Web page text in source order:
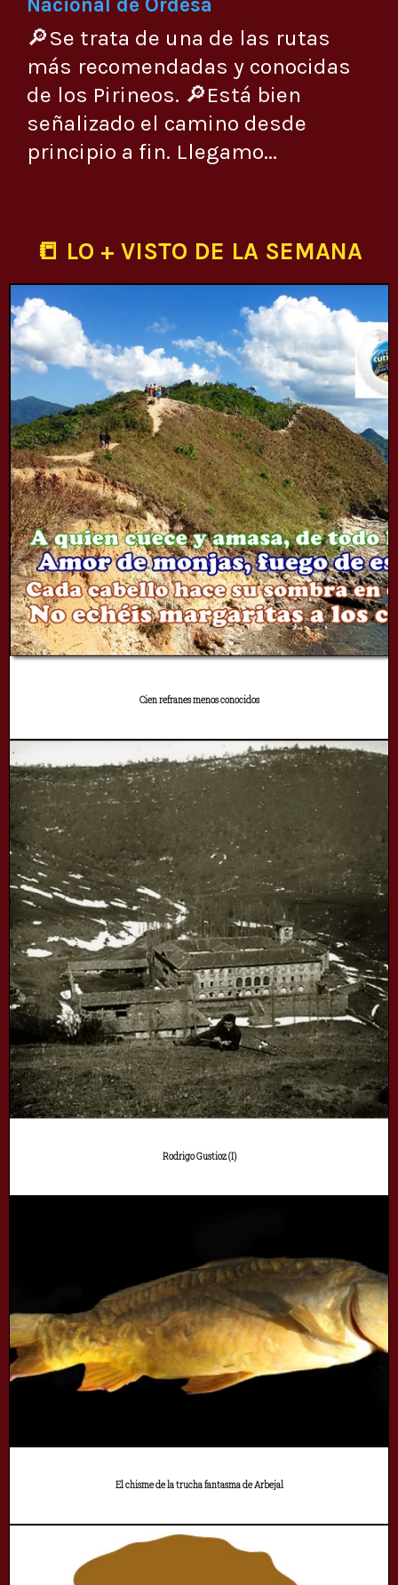
🔎Se trata de una de las rutas
más recomendadas y conocidas
de los Pirineos. 🔎Está bien
señalizado el camino desde
principio a fin. Llegamo...
📒 LO + VISTO DE LA SEMANA
Cien refranes menos conocidos
Rodrigo Gustioz (I)
El chisme de la trucha fantasma de Arbejal